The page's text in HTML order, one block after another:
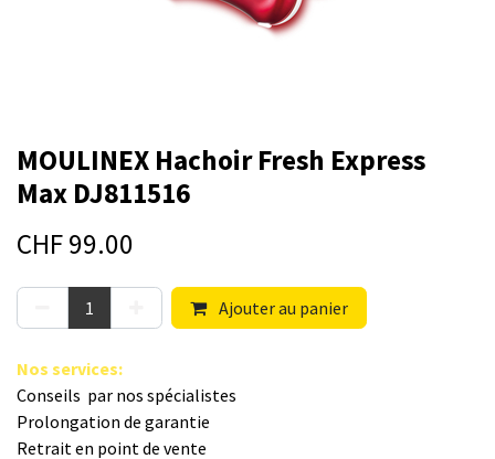
MOULINEX Hachoir Fresh Express
Max DJ811516
CHF99.00
Ajouter au panier
Nos s​ervices:
Conseils par nos spé​cialistes
Prolongation de garantie
Retrait en point de vente